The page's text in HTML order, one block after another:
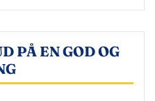
PÅ EN GOD OG